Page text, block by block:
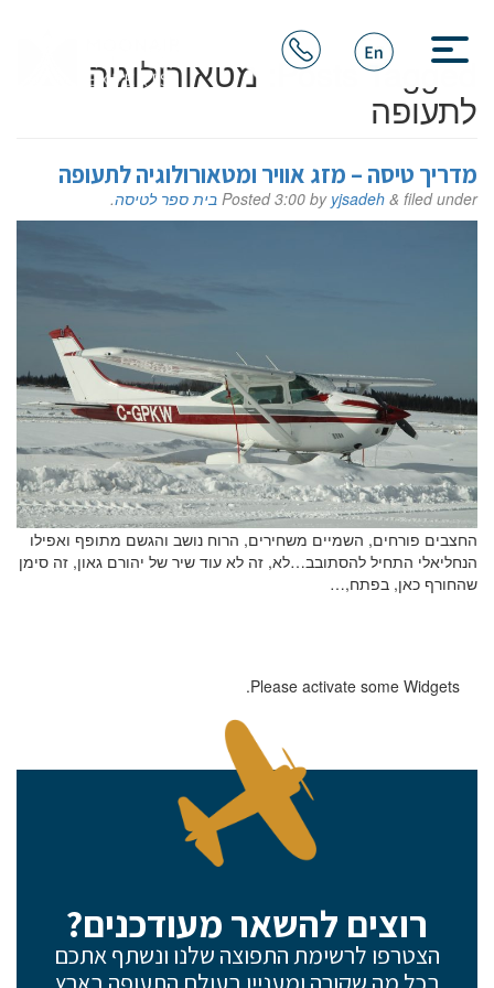
Posts Tagged: מטאורולוגיה
לתעופה
מדריך טיסה – מזג אוויר ומטאורולוגיה לתעופה
Posted3:00 by yjsadeh & filed under בית ספר לטיסה.
החצבים פורחים, השמיים משחירים, הרוח נושב והגשם מתופף ואפילו
הנחליאלי התחיל להסתובב…לא, זה לא עוד שיר של יהורם גאון, זה סימן
שהחורף כאן, בפתח,…
Please activate some Widgets.
רוצים להשאר מעודכנים?
הצטרפו לרשימת התפוצה שלנו ונשתף אתכם